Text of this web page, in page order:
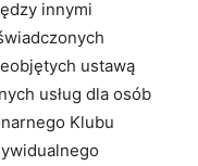
innymi
ustawą
usług dla osób
Klubu